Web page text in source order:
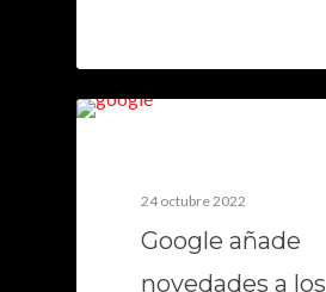
24 octubre 2022
Google añade
novedades a los